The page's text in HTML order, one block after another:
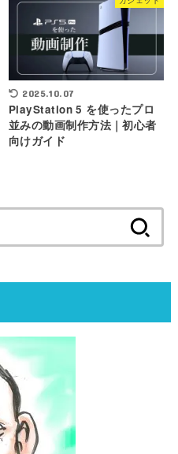
2025.10.07
PlayStation 5 を使ったプロ
並みの動画制作方法｜初心者
向けガイド
索: